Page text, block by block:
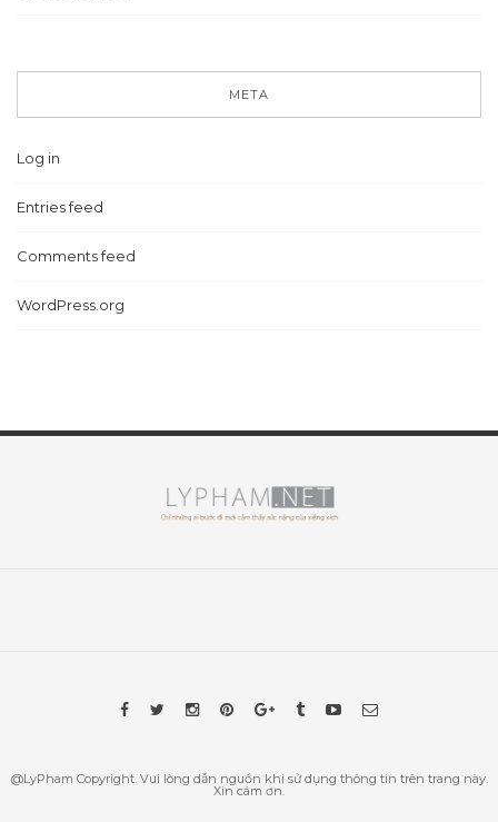
META
Log in
Entries feed
Comments feed
WordPress.org
@LyPham Copyright. Vui lòng dẫn nguồn khi sử dụng thông tin trên trang này.
Xin cám ơn.